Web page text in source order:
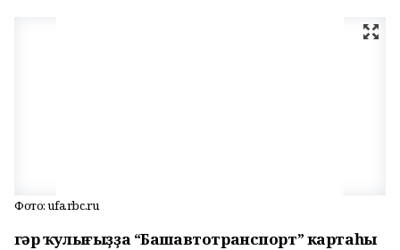
Фото: ufa.rbc.ru
Әгәр ҡулығыҙҙа “Башавтотранспорт” картаһы